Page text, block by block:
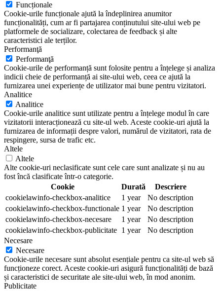
Funcționale
Cookie-urile funcționale ajută la îndeplinirea anumitor
funcționalități, cum ar fi partajarea conținutului site-ului web pe
platformele de socializare, colectarea de feedback și alte
caracteristici ale terților.
Performanţă
Performanţă
Cookie-urile de performanță sunt folosite pentru a înțelege și analiza
indicii cheie de performanță ai site-ului web, ceea ce ajută la
furnizarea unei experiențe de utilizator mai bune pentru vizitatori.
Analitice
Analitice
Cookie-urile analitice sunt utilizate pentru a înțelege modul în care
vizitatorii interacționează cu site-ul web. Aceste cookie-uri ajută la
furnizarea de informații despre valori, numărul de vizitatori, rata de
respingere, sursa de trafic etc.
Altele
Altele
Alte cookie-uri neclasificate sunt cele care sunt analizate și nu au
fost încă clasificate într-o categorie.
Cookie
Durată
Descriere
cookielawinfo-checkbox-analitice
1 year
No description
cookielawinfo-checkbox-functionale 1 year
No description
cookielawinfo-checkbox-necesare
1 year
No description
cookielawinfo-checkbox-publicitate 1 year
No description
Necesare
Necesare
Cookie-urile necesare sunt absolut esențiale pentru ca site-ul web să
funcționeze corect. Aceste cookie-uri asigură funcționalități de bază
și caracteristici de securitate ale site-ului web, în mod anonim.
Publicitate